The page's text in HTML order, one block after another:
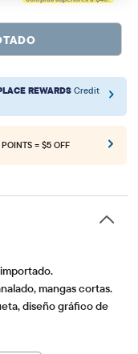
REWARDS Credit
= $5 OFF
mangas cortas.
diseño gráfico de